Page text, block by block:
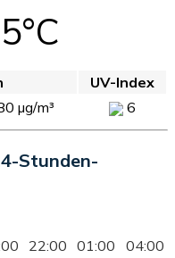
UV-Index
µg/m³ 6
Stunden-
22:00 01:00 04:00